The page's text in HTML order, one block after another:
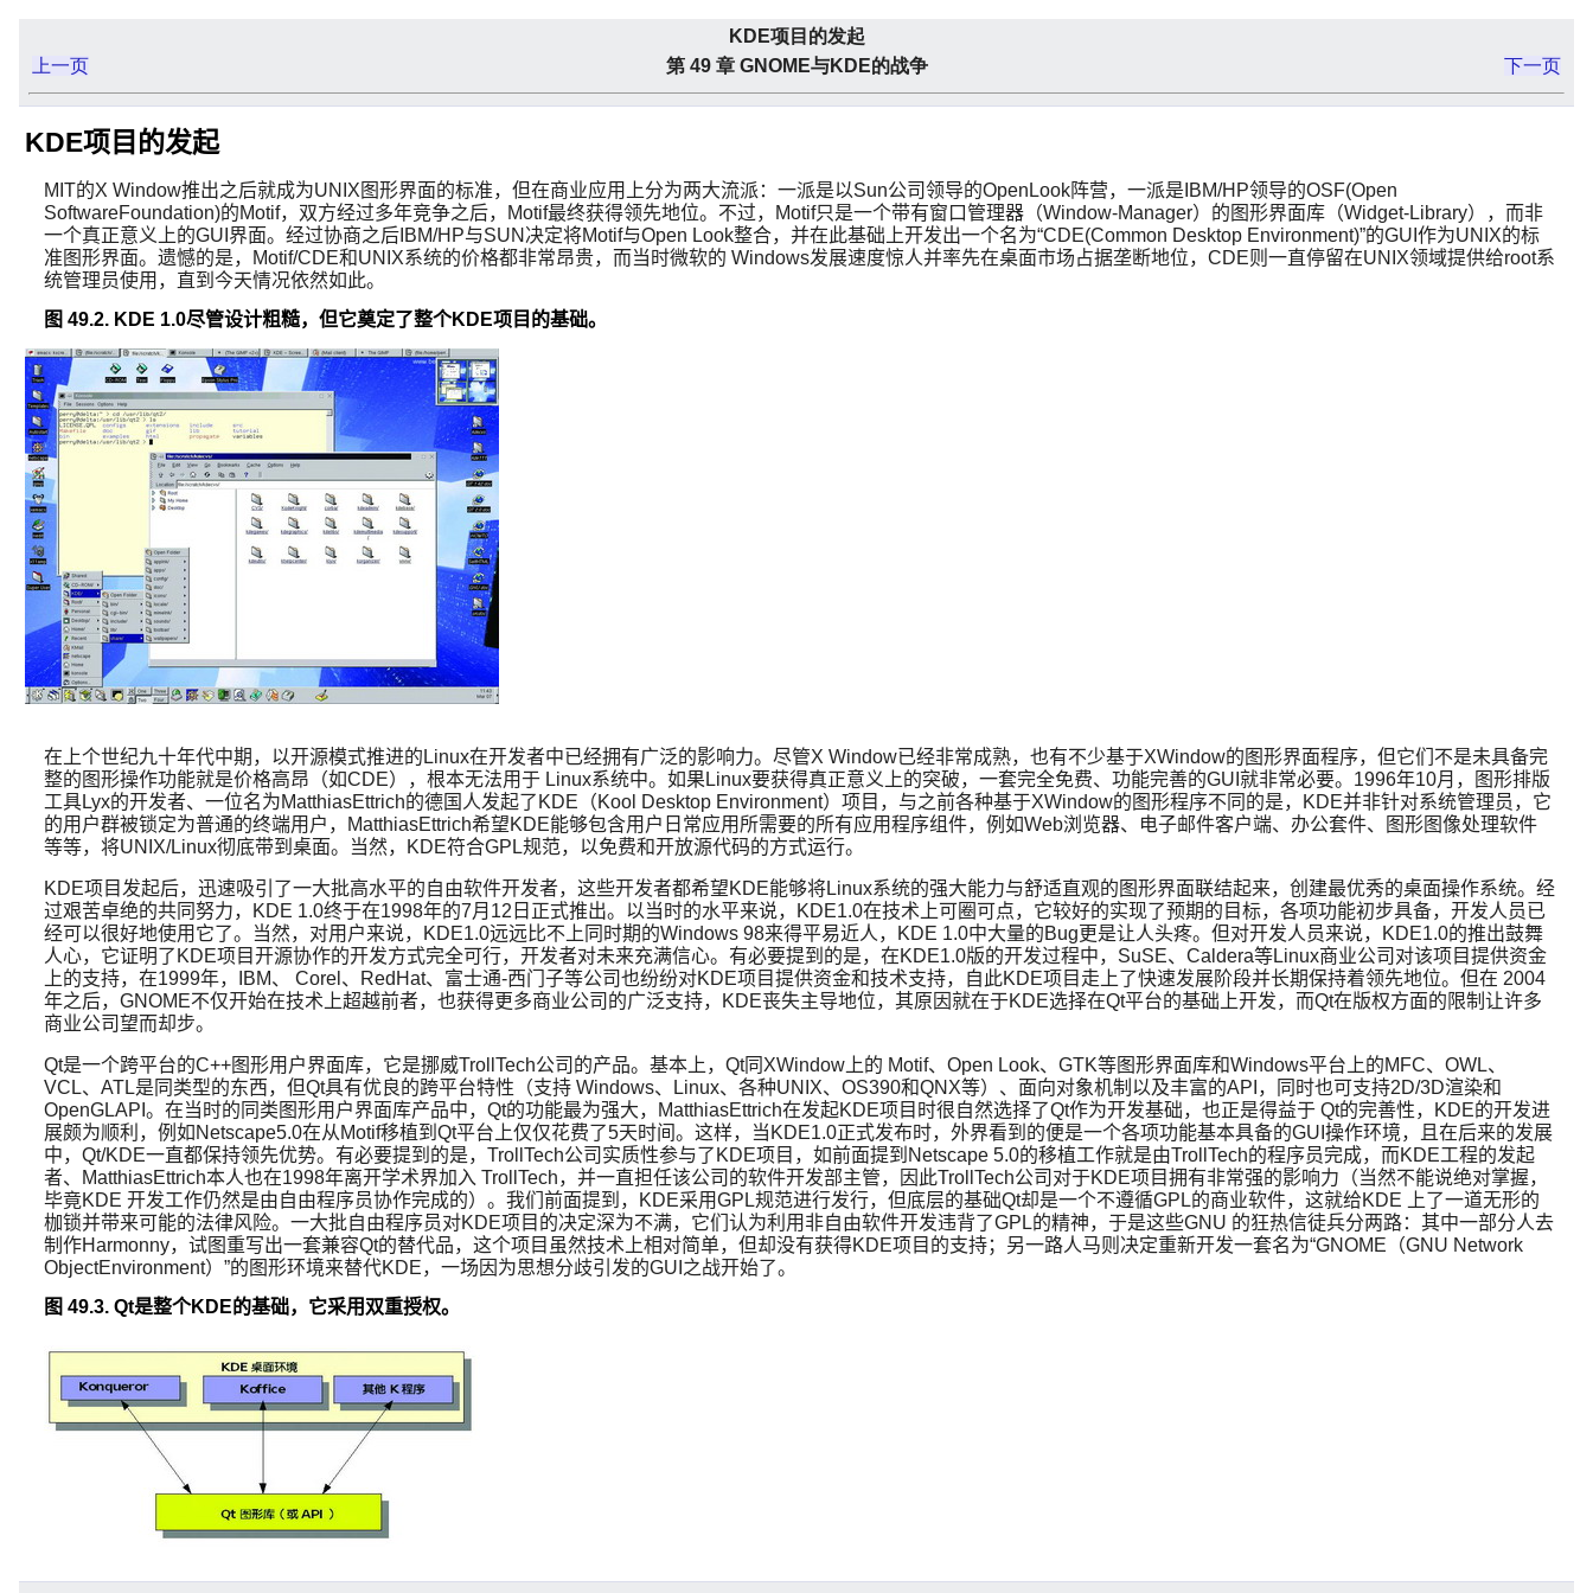
KDE项目的发起
上一页
第 49 章 GNOME与KDE的战争 下一页
KDE项目的发起
MIT的X Window推出之后就成为UNIX图形界面的标准，但在商业应用上分为两大流派：一派是以Sun公司领导的OpenLook阵营，一派是IBM/HP领导的OSF(Open
SoftwareFoundation)的Motif，双方经过多年竞争之后，Motif最终获得领先地位。不过，Motif只是一个带有窗口管理器（Window-Manager）的图形界面库（Widget-Library），而非
一个真正意义上的GUI界面。经过协商之后IBM/HP与SUN决定将Motif与Open Look整合，并在此基础上开发出一个名为“CDE(Common Desktop Environment)”的GUI作为UNIX的标
准图形界面。遗憾的是，Motif/CDE和UNIX系统的价格都非常昂贵，而当时微软的 Windows发展速度惊人并率先在桌面市场占据垄断地位，CDE则一直停留在UNIX领域提供给root系
统管理员使用，直到今天情况依然如此。
图 49.2. KDE 1.0尽管设计粗糙，但它奠定了整个KDE项目的基础。
在上个世纪九十年代中期，以开源模式推进的Linux在开发者中已经拥有广泛的影响力。尽管X Window已经非常成熟，也有不少基于XWindow的图形界面程序，但它们不是未具备完
整的图形操作功能就是价格高昂（如CDE），根本无法用于 Linux系统中。如果Linux要获得真正意义上的突破，一套完全免费、功能完善的GUI就非常必要。1996年10月，图形排版
工具Lyx的开发者、一位名为MatthiasEttrich的德国人发起了KDE（Kool Desktop Environment）项目，与之前各种基于XWindow的图形程序不同的是，KDE并非针对系统管理员，它
的用户群被锁定为普通的终端用户，MatthiasEttrich希望KDE能够包含用户日常应用所需要的所有应用程序组件，例如Web浏览器、电子邮件客户端、办公套件、图形图像处理软件
等等，将UNIX/Linux彻底带到桌面。当然，KDE符合GPL规范，以免费和开放源代码的方式运行。
KDE项目发起后，迅速吸引了一大批高水平的自由软件开发者，这些开发者都希望KDE能够将Linux系统的强大能力与舒适直观的图形界面联结起来，创建最优秀的桌面操作系统。经
过艰苦卓绝的共同努力，KDE 1.0终于在1998年的7月12日正式推出。以当时的水平来说，KDE1.0在技术上可圈可点，它较好的实现了预期的目标，各项功能初步具备，开发人员已
经可以很好地使用它了。当然，对用户来说，KDE1.0远远比不上同时期的Windows 98来得平易近人，KDE 1.0中大量的Bug更是让人头疼。但对开发人员来说，KDE1.0的推出鼓舞
人心，它证明了KDE项目开源协作的开发方式完全可行，开发者对未来充满信心。有必要提到的是，在KDE1.0版的开发过程中，SuSE、Caldera等Linux商业公司对该项目提供资金
上的支持，在1999年，IBM、 Corel、RedHat、富士通-西门子等公司也纷纷对KDE项目提供资金和技术支持，自此KDE项目走上了快速发展阶段并长期保持着领先地位。但在 2004
年之后，GNOME不仅开始在技术上超越前者，也获得更多商业公司的广泛支持，KDE丧失主导地位，其原因就在于KDE选择在Qt平台的基础上开发，而Qt在版权方面的限制让许多
商业公司望而却步。
Qt是一个跨平台的C++图形用户界面库，它是挪威TrollTech公司的产品。基本上，Qt同XWindow上的 Motif、Open Look、GTK等图形界面库和Windows平台上的MFC、OWL、
VCL、ATL是同类型的东西，但Qt具有优良的跨平台特性（支持 Windows、Linux、各种UNIX、OS390和QNX等）、面向对象机制以及丰富的API，同时也可支持2D/3D渲染和
OpenGLAPI。在当时的同类图形用户界面库产品中，Qt的功能最为强大，MatthiasEttrich在发起KDE项目时很自然选择了Qt作为开发基础，也正是得益于 Qt的完善性，KDE的开发进
展颇为顺利，例如Netscape5.0在从Motif移植到Qt平台上仅仅花费了5天时间。这样，当KDE1.0正式发布时，外界看到的便是一个各项功能基本具备的GUI操作环境，且在后来的发展
中，Qt/KDE一直都保持领先优势。有必要提到的是，TrollTech公司实质性参与了KDE项目，如前面提到Netscape 5.0的移植工作就是由TrollTech的程序员完成，而KDE工程的发起
者、MatthiasEttrich本人也在1998年离开学术界加入 TrollTech，并一直担任该公司的软件开发部主管，因此TrollTech公司对于KDE项目拥有非常强的影响力（当然不能说绝对掌握，
毕竟KDE 开发工作仍然是由自由程序员协作完成的）。我们前面提到，KDE采用GPL规范进行发行，但底层的基础Qt却是一个不遵循GPL的商业软件，这就给KDE 上了一道无形的
枷锁并带来可能的法律风险。一大批自由程序员对KDE项目的决定深为不满，它们认为利用非自由软件开发违背了GPL的精神，于是这些GNU 的狂热信徒兵分两路：其中一部分人去
制作Harmonny，试图重写出一套兼容Qt的替代品，这个项目虽然技术上相对简单，但却没有获得KDE项目的支持；另一路人马则决定重新开发一套名为“GNOME（GNU Network
ObjectEnvironment）”的图形环境来替代KDE，一场因为思想分歧引发的GUI之战开始了。
图 49.3. Qt是整个KDE的基础，它采用双重授权。